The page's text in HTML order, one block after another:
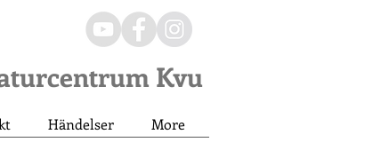
Kvu
Händelser More